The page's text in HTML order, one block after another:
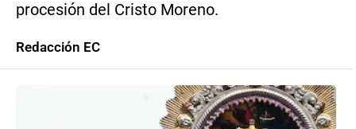
procesión del Cristo Moreno.
Redacción EC